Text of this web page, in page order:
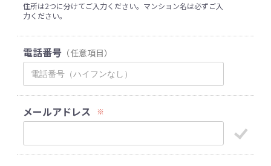
住所は2つに分けてご入力ください。マンション名は必ずご入
力ください。
電話番号 （任意項目）
メールアドレス ※